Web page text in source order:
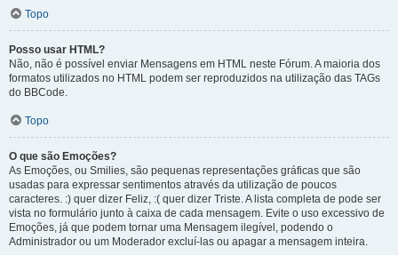
Topo
Posso usar HTML?
Não, não é possível enviar Mensagens em HTML neste Fórum. A maioria dos
formatos utilizados no HTML podem ser reproduzidos na utilização das TAGs
do BBCode.
Topo
O que são Emoções?
As Emoções, ou Smilies, são pequenas representações gráficas que são
usadas para expressar sentimentos através da utilização de poucos
caracteres. :) quer dizer Feliz, :( quer dizer Triste. A lista completa de pode ser
vista no formulário junto à caixa de cada mensagem. Evite o uso excessivo de
Emoções, já que podem tornar uma Mensagem ilegível, podendo o
Administrador ou um Moderador excluí-las ou apagar a mensagem inteira.